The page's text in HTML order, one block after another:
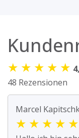
★ ★ ★ ★ ★
48 Rezensionen
Marcel
★ ★ ★ ★ ★